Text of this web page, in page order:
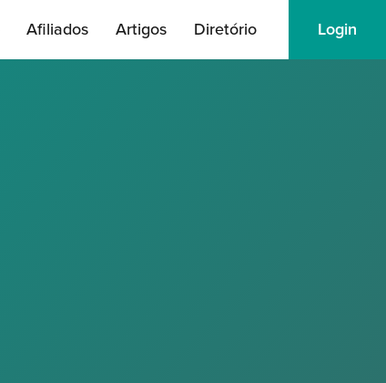
Afiliados Artigos Diretório Login